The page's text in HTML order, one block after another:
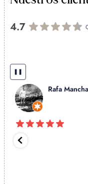
4.7
❚❚
Rafa Mancha